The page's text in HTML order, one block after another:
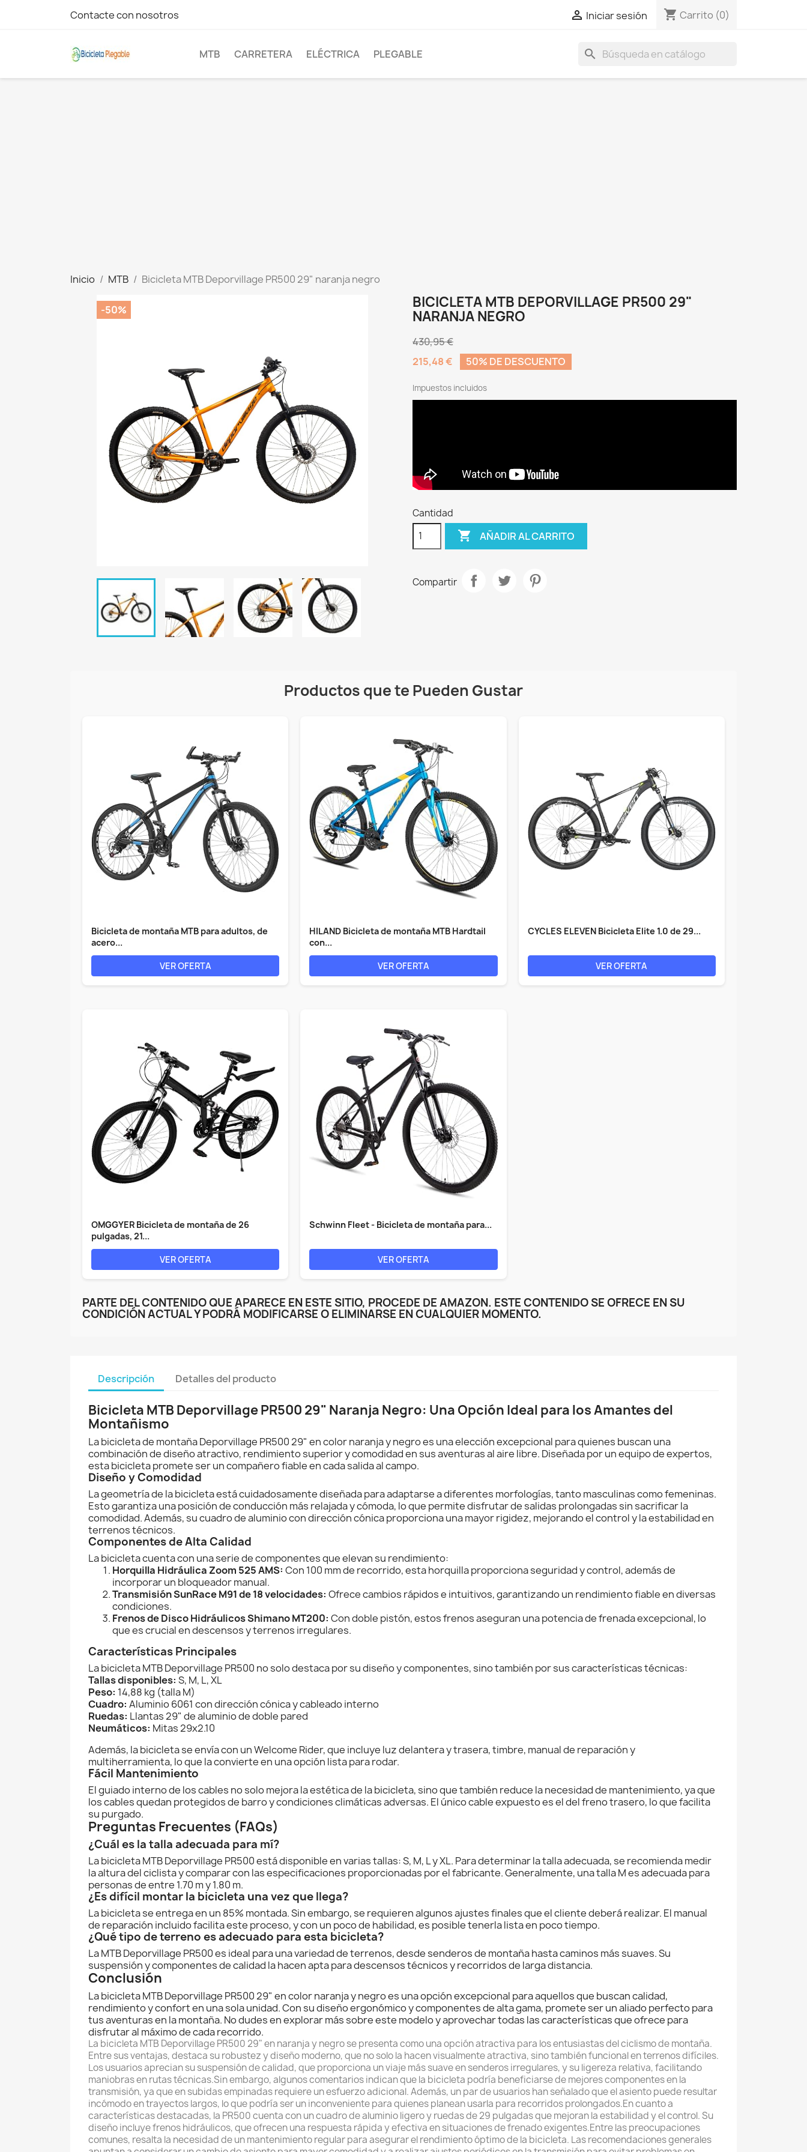
Contacte con nosotros  Iniciar sesión shopping_cart Carrito (0)
MTB CARRETERA ELÉCTRICA PLEGABLE search
Inicio MTB Bicicleta MTB Deporvillage PR500 29" naranja negro
-50%
BICICLETA MTB DEPORVILLAGE PR500 29"
NARANJA NEGRO
430,95 €
215,48 €
50% DE DESCUENTO
Impuestos incluidos
Cantidad
 AÑADIR AL CARRITO
Compartir
Productos que te Pueden Gustar
Bicicleta de montaña MTB para adultos, de
acero...
VER OFERTA
HILAND Bicicleta de montaña MTB Hardtail
con...
VER OFERTA
CYCLES ELEVEN Bicicleta Elite 1.0 de 29...
VER OFERTA
OMGGYER Bicicleta de montaña de 26
pulgadas, 21...
VER OFERTA
Schwinn Fleet - Bicicleta de montaña para...
VER OFERTA
PARTE DEL CONTENIDO QUE APARECE EN ESTE SITIO, PROCEDE DE AMAZON. ESTE CONTENIDO SE OFRECE EN SU
CONDICIÓN ACTUAL Y PODRÁ MODIFICARSE O ELIMINARSE EN CUALQUIER MOMENTO.
Descripción Detalles del producto
Bicicleta MTB Deporvillage PR500 29" Naranja Negro: Una Opción Ideal para los Amantes del
Montañismo
La bicicleta de montaña Deporvillage PR500 29" en color naranja y negro es una elección excepcional para quienes buscan una
combinación de diseño atractivo, rendimiento superior y comodidad en sus aventuras al aire libre. Diseñada por un equipo de expertos,
esta bicicleta promete ser un compañero fiable en cada salida al campo.
Diseño y Comodidad
La geometría de la bicicleta está cuidadosamente diseñada para adaptarse a diferentes morfologías, tanto masculinas como femeninas.
Esto garantiza una posición de conducción más relajada y cómoda, lo que permite disfrutar de salidas prolongadas sin sacrificar la
comodidad. Además, su cuadro de aluminio con dirección cónica proporciona una mayor rigidez, mejorando el control y la estabilidad en
terrenos técnicos.
Componentes de Alta Calidad
La bicicleta cuenta con una serie de componentes que elevan su rendimiento:
Horquilla Hidráulica Zoom 525 AMS: Con 100 mm de recorrido, esta horquilla proporciona seguridad y control, además de
incorporar un bloqueador manual.
Transmisión SunRace M91 de 18 velocidades: Ofrece cambios rápidos e intuitivos, garantizando un rendimiento fiable en diversas
condiciones.
Frenos de Disco Hidráulicos Shimano MT200: Con doble pistón, estos frenos aseguran una potencia de frenada excepcional, lo
que es crucial en descensos y terrenos irregulares.
Características Principales
La bicicleta MTB Deporvillage PR500 no solo destaca por su diseño y componentes, sino también por sus características técnicas:
Tallas disponibles: S, M, L, XL
Peso: 14,88 kg (talla M)
Cuadro: Aluminio 6061 con dirección cónica y cableado interno
Ruedas: Llantas 29" de aluminio de doble pared
Neumáticos: Mitas 29x2.10
Además, la bicicleta se envía con un Welcome Rider, que incluye luz delantera y trasera, timbre, manual de reparación y
multiherramienta, lo que la convierte en una opción lista para rodar.
Fácil Mantenimiento
El guiado interno de los cables no solo mejora la estética de la bicicleta, sino que también reduce la necesidad de mantenimiento, ya que
los cables quedan protegidos de barro y condiciones climáticas adversas. El único cable expuesto es el del freno trasero, lo que facilita
su purgado.
Preguntas Frecuentes (FAQs)
¿Cuál es la talla adecuada para mí?
La bicicleta MTB Deporvillage PR500 está disponible en varias tallas: S, M, L y XL. Para determinar la talla adecuada, se recomienda medir
la altura del ciclista y comparar con las especificaciones proporcionadas por el fabricante. Generalmente, una talla M es adecuada para
personas de entre 1.70 m y 1.80 m.
¿Es difícil montar la bicicleta una vez que llega?
La bicicleta se entrega en un 85% montada. Sin embargo, se requieren algunos ajustes finales que el cliente deberá realizar. El manual
de reparación incluido facilita este proceso, y con un poco de habilidad, es posible tenerla lista en poco tiempo.
¿Qué tipo de terreno es adecuado para esta bicicleta?
La MTB Deporvillage PR500 es ideal para una variedad de terrenos, desde senderos de montaña hasta caminos más suaves. Su
suspensión y componentes de calidad la hacen apta para descensos técnicos y recorridos de larga distancia.
Conclusión
La bicicleta MTB Deporvillage PR500 29" en color naranja y negro es una opción excepcional para aquellos que buscan calidad,
rendimiento y confort en una sola unidad. Con su diseño ergonómico y componentes de alta gama, promete ser un aliado perfecto para
tus aventuras en la montaña. No dudes en explorar más sobre este modelo y aprovechar todas las características que ofrece para
disfrutar al máximo de cada recorrido.
La bicicleta MTB Deporvillage PR500 29" en naranja y negro se presenta como una opción atractiva para los entusiastas del ciclismo de montaña.
Entre sus ventajas, destaca su robustez y diseño moderno, que no solo la hacen visualmente atractiva, sino también funcional en terrenos difíciles.
Los usuarios aprecian su suspensión de calidad, que proporciona un viaje más suave en senderos irregulares, y su ligereza relativa, facilitando
maniobras en rutas técnicas.Sin embargo, algunos comentarios indican que la bicicleta podría beneficiarse de mejores componentes en la
transmisión, ya que en subidas empinadas requiere un esfuerzo adicional. Además, un par de usuarios han señalado que el asiento puede resultar
incómodo en trayectos largos, lo que podría ser un inconveniente para quienes planean usarla para recorridos prolongados.En cuanto a
características destacadas, la PR500 cuenta con un cuadro de aluminio ligero y ruedas de 29 pulgadas que mejoran la estabilidad y el control. Su
diseño incluye frenos hidráulicos, que ofrecen una respuesta rápida y efectiva en situaciones de frenado exigentes.Entre las preocupaciones
comunes, resalta la necesidad de un mantenimiento regular para asegurar el rendimiento óptimo de la bicicleta. Las recomendaciones generales